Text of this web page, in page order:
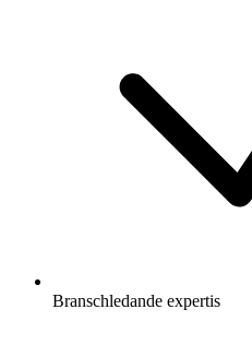
Branschledande expertis